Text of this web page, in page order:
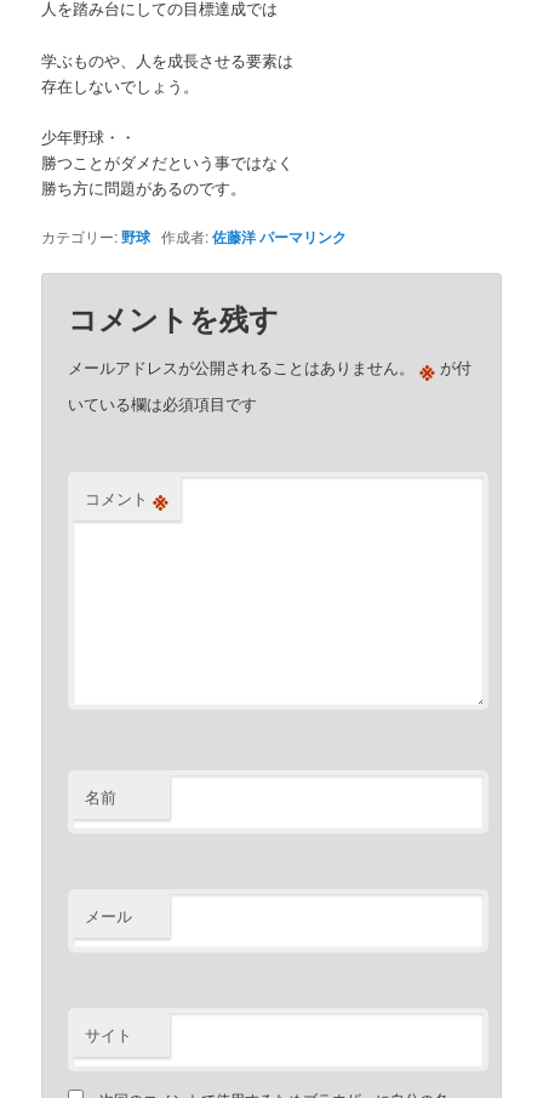
人を踏み台にしての目標達成では
学ぶものや、人を成長させる要素は
存在しないでしょう。
少年野球・・
勝つことがダメだという事ではなく
勝ち方に問題があるのです。
カテゴリー:野球 作成者:佐藤洋パーマリンク
コメントを残す
メールアドレスが公開されることはありません。 ※ が付
いている欄は必須項目です
コメント ※
名前
メール
サイト